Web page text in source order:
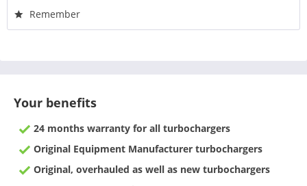
Remember
Your benefits
24 months warranty for all turbochargers
Original Equipment Manufacturer turbochargers
Original, overhauled as well as new turbochargers